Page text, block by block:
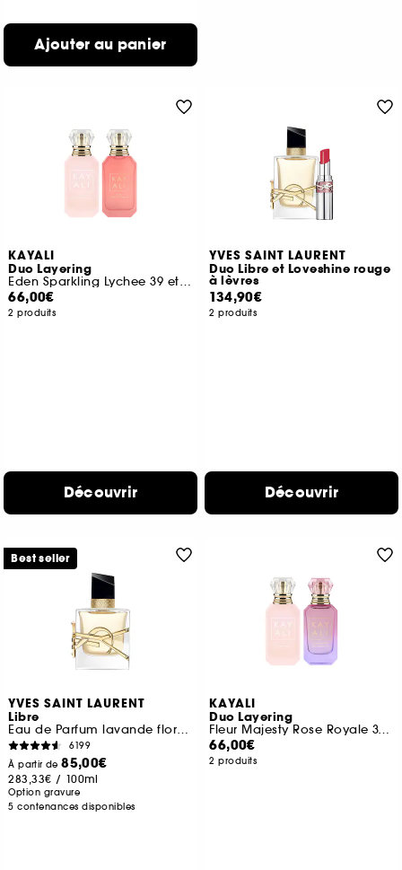
Ajouter au panier
KAYALI
Duo Layering
Eden Sparkling Lychee 39 et Yum Boujee Marshmallow 81
66,00€
2 produits
Découvrir
YVES SAINT LAURENT
Duo Libre et Loveshine rouge
à lèvres
134,90€
2 produits
Découvrir
YVES SAINT LAURENT
Libre
Eau de Parfum lavande florale rechargeable pour femme
6199
À partir de85,00€
283,33€ / 100ml
Option gravure
5 contenances disponibles
Best seller
KAYALI
Duo Layering
Fleur Majesty Rose Royale 31 et Yum Boujee Marshmallow 81
66,00€
2 produits